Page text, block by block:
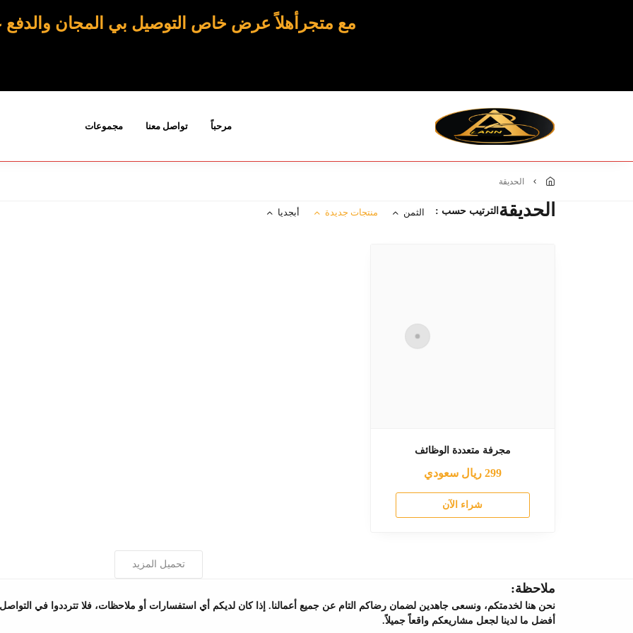
مع متجرأهلاً عرض خاص التوصيل بي المجان والدفع
مرحباً تواصل معنا مجموعات
الحديقة
الحديقة الترتيب حسب : الثمن منتجات جديدة أبجديا
مجرفة متعددة الوظائف
299 ريال سعودي
شراء الآن
تحميل المزيد
ملاحظة:
نحن هنا لخدمتكم، ونسعى جاهدين لضمان رضاكم التام عن جميع أعمالنا. إذا كان لديكم أي استفسارات أو ملاحظات، فلا تترددوا في التواصل
أفضل ما لدينا لجعل مشاريعكم واقعاً جميلاً.